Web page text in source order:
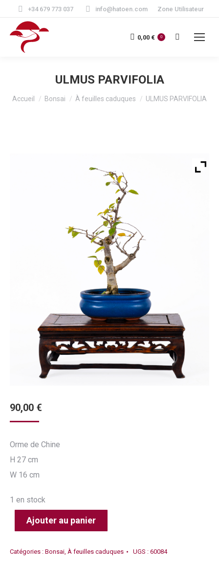
+34 679 773 037 info@hatoen.com Zone Utilisateur
0,00 € 0
Recherche
ULMUS PARVIFOLIA
Accueil Bonsai À feuilles caduques ULMUS PARVIFOLIA
90,00 €
Orme de Chine
H 27 cm
W 16 cm
1 en stock
Ajouter au panier
Catégories : Bonsai, À feuilles caduques UGS : 60084